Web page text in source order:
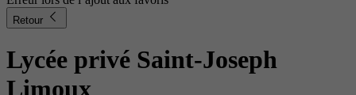
Retour
Lycée privé Saint-Joseph
Limoux